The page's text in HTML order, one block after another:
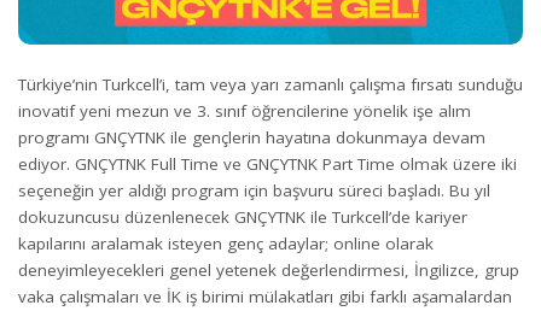
Türkiye’nin Turkcell’i, tam veya yarı zamanlı çalışma fırsatı sunduğu
inovatif yeni mezun ve 3. sınıf öğrencilerine yönelik işe alım
programı GNÇYTNK ile gençlerin hayatına dokunmaya devam
ediyor. GNÇYTNK Full Time ve GNÇYTNK Part Time olmak üzere iki
seçeneğin yer aldığı program için başvuru süreci başladı. Bu yıl
dokuzuncusu düzenlenecek GNÇYTNK ile Turkcell’de kariyer
kapılarını aralamak isteyen genç adaylar; online olarak
deneyimleyecekleri genel yetenek değerlendirmesi, İngilizce, grup
vaka çalışmaları ve İK iş birimi mülakatları gibi farklı aşamalardan